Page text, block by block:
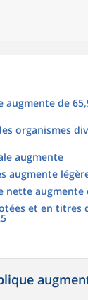
de
organismes
augmente
augmente
augmente
et en titres